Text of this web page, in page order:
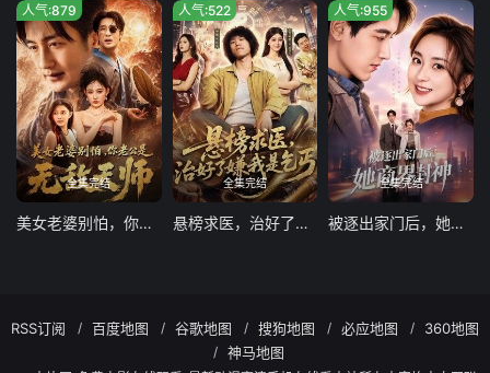
全集完结
人气:879
美女老婆别怕，你老公是无敌天师
全集完结
人气:522
悬榜求医，治好了嫌我是乞丐
全集完结
人气:955
被逐出家门后，她商界封神
RSS订阅 百度地图 谷歌地图 搜狗地图 必应地图
360地图
神马地图